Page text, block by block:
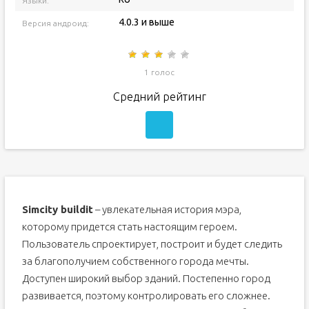
Версия андроид: 4.0.3 и выше
1 голос
Средний рейтинг
Simcity buildit – увлекательная история мэра,
которому придется стать настоящим героем.
Пользователь спроектирует, построит и будет следить
за благополучием собственного города мечты.
Доступен широкий выбор зданий. Постепенно город
развивается, поэтому контролировать его сложнее.